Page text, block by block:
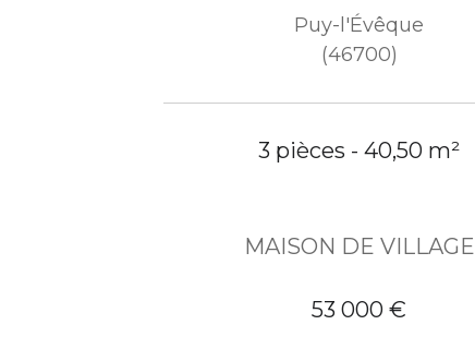
Puy-l'Évêque
(46700)
3 pièces - 40,50 m²
MAISON DE VILLAGE
53 000 €